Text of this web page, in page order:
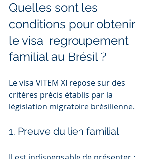
Quelles sont les
conditions pour obtenir
le visa  regroupement
familial au Brésil ?
Le visa VITEM XI repose sur des
critères précis établis par la
législation migratoire brésilienne.
1. Preuve du lien familial